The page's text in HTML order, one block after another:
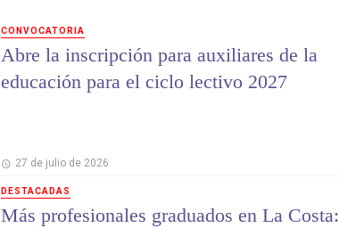
CONVOCATORIA
Abre la inscripción para auxiliares de la
educación para el ciclo lectivo 2027
27 de julio de 2026
DESTACADAS
Más profesionales graduados en La Costa: